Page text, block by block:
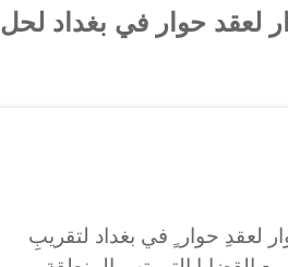
لعقد حوار في بغداد لحل
لعقدِ حوار ٍ في بغداد لتقريبِ